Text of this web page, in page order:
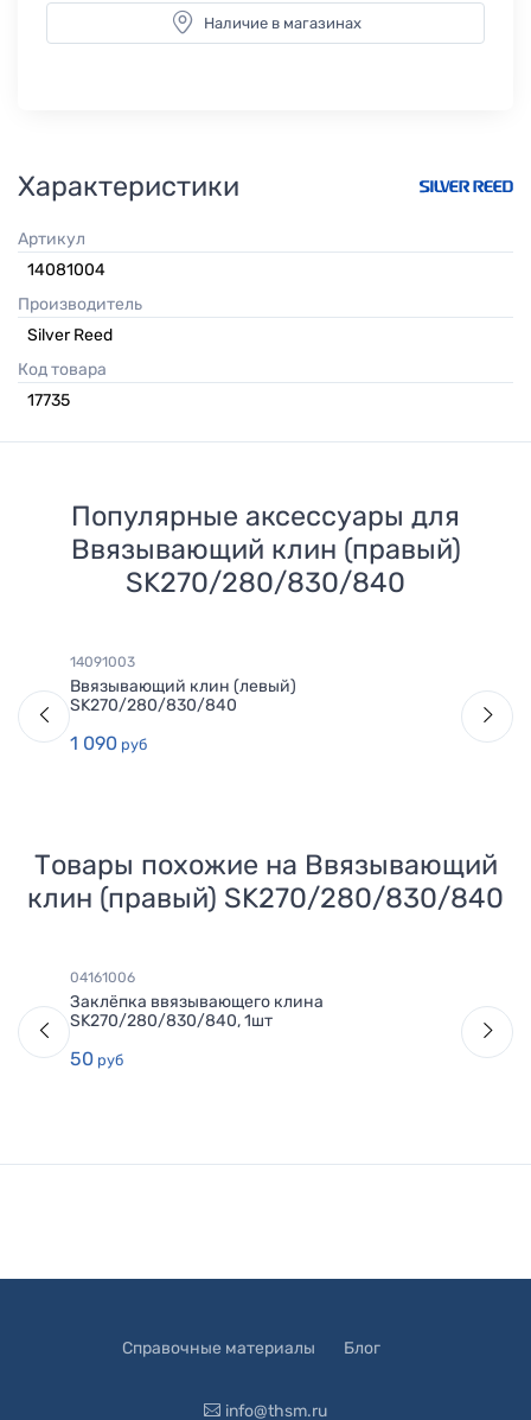
Наличие в магазинах
Характеристики
Артикул
14081004
Производитель
Silver Reed
Код товара
17735
Популярные аксессуары для
Ввязывающий клин (правый)
SK270/280/830/840
14091003
Ввязывающий клин (левый)
SK270/280/830/840
1 090 руб
Товары похожие на Ввязывающий
клин (правый) SK270/280/830/840
04161006
Заклёпка ввязывающего клина
SK270/280/830/840, 1шт
50 руб
Справочные материалы Блог
info@thsm.ru